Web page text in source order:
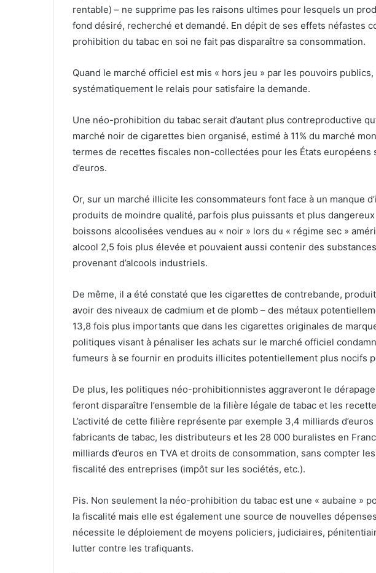
rentable) – ne supprime pas les raisons ultimes pour lesquels un
fond désiré, recherché et demandé. En dépit de ses effets néfastes
prohibition du tabac en soi ne fait pas disparaître sa consommation.
Quand le marché officiel est mis « hors jeu » par les pouvoirs
systématiquement le relais pour satisfaire la demande.
Une néo-prohibition du tabac serait d’autant plus contreproductive
marché noir de cigarettes bien organisé, estimé à 11% du marché
termes de recettes fiscales non-collectées pour les États européens
d’euros.
Or, sur un marché illicite les consommateurs font face à un manque
produits de moindre qualité, parfois plus puissants et plus
boissons alcoolisées vendues au « noir » lors du « régime sec »
alcool 2,5 fois plus élevée et pouvaient aussi contenir des
provenant d’alcools industriels.
De même, il a été constaté que les cigarettes de contrebande,
avoir des niveaux de cadmium et de plomb – des métaux
13,8 fois plus importants que dans les cigarettes originales de
politiques visant à pénaliser les achats sur le marché officiel
fumeurs à se fournir en produits illicites potentiellement plus nocifs
De plus, les politiques néo-prohibitionnistes aggraveront le
feront disparaître l’ensemble de la filière légale de tabac et les
L’activité de cette filière représente par exemple 3,4 milliards
fabricants de tabac, les distributeurs et les 28 000 buralistes en
milliards d’euros en TVA et droits de consommation, sans compter
fiscalité des entreprises (impôt sur les sociétés, etc.).
Pis. Non seulement la néo-prohibition du tabac est une « aubaine »
la fiscalité mais elle est également une source de nouvelles
nécessite le déploiement de moyens policiers, judiciaires,
lutter contre les trafiquants.